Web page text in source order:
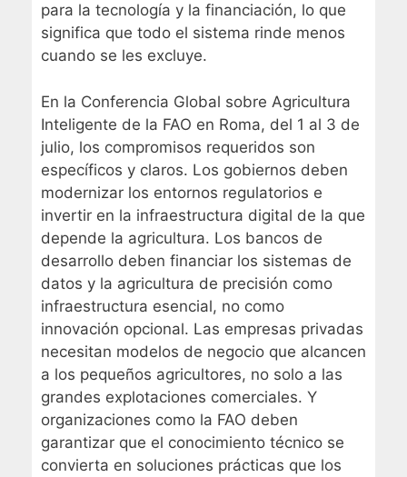
para la tecnología y la financiación, lo que
significa que todo el sistema rinde menos
cuando se les excluye.
En la Conferencia Global sobre Agricultura
Inteligente de la FAO en Roma, del 1 al 3 de
julio, los compromisos requeridos son
específicos y claros. Los gobiernos deben
modernizar los entornos regulatorios e
invertir en la infraestructura digital de la que
depende la agricultura. Los bancos de
desarrollo deben financiar los sistemas de
datos y la agricultura de precisión como
infraestructura esencial, no como
innovación opcional. Las empresas privadas
necesitan modelos de negocio que alcancen
a los pequeños agricultores, no solo a las
grandes explotaciones comerciales. Y
organizaciones como la FAO deben
garantizar que el conocimiento técnico se
convierta en soluciones prácticas que los